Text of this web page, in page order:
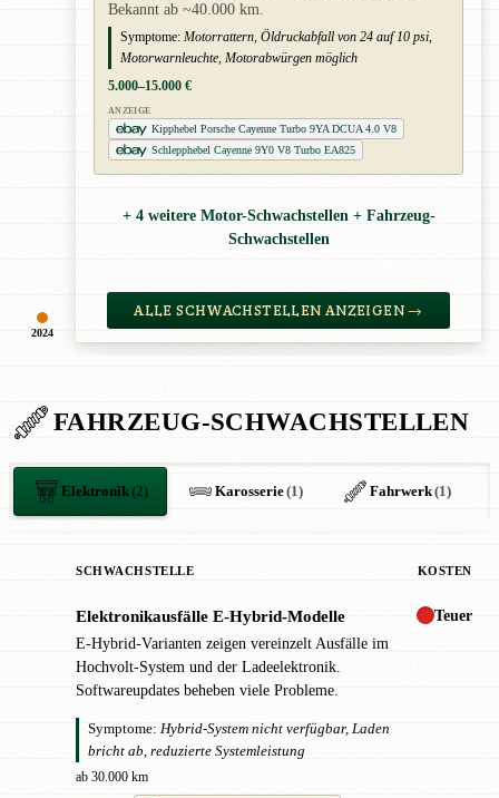
2024
Bekannt ab ~40.000 km.
Symptome: Motorrattern, Öldruckabfall von 24 auf 10 psi,
Motorwarnleuchte, Motorabwürgen möglich
5.000–15.000 €
ANZEIGE
Kipphebel Porsche Cayenne Turbo 9YA DCUA 4.0 V8
Schlepphebel Cayenne 9Y0 V8 Turbo EA825
+ 4 weitere Motor-Schwachstellen + Fahrzeug-
Schwachstellen
ALLE SCHWACHSTELLEN ANZEIGEN →
FAHRZEUG-SCHWACHSTELLEN
Elektronik(2) Karosserie(1) Fahrwerk(1)
SCHWACHSTELLE KOSTEN
Elektronikausfälle E-Hybrid-Modelle
E-Hybrid-Varianten zeigen vereinzelt Ausfälle im
Hochvolt-System und der Ladeelektronik.
Softwareupdates beheben viele Probleme.
Symptome: Hybrid-System nicht verfügbar, Laden
bricht ab, reduzierte Systemleistung
ab 30.000 km
Teuer